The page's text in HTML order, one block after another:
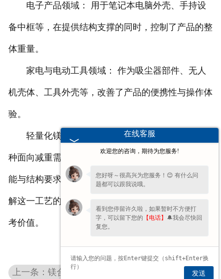
电子产品领域： 用于笔记本电脑外壳、手持设
备中框等，在提供结构支撑的同时，控制了产品的整
体重量。
家电与电动工具领域： 作为吸尘器部件、无人
机壳体、工具外壳等，改善了产品的便携性与操作体
验。
轻量化镁合金压铸不只是一种成型方法，更是一
种面向减重需求的设计思路。它为实现特定的产品功
能与结构要求，提供了一条值得考虑的制造路径。理
解这一工艺的潜力，对于产品设计与材料选择具有参
考价值。
上一条：镁合金CNC加工
在线客服
欢迎您的咨询，期待为您服务!
您好呀～很高兴为您服务！😊 有什么问
题都可以跟我说哦。
看到您停留许久啦，如果暂时不方便打
字，可以留下您的 【电话】 🔔我会尽快回
复您。
发送